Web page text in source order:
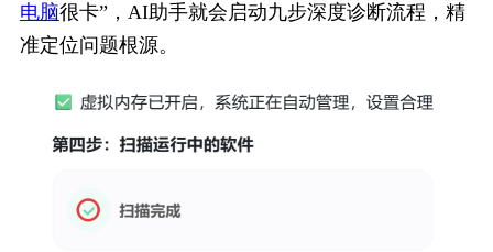
电脑很卡”，AI助手就会启动九步深度诊断流程，精
准定位问题根源。